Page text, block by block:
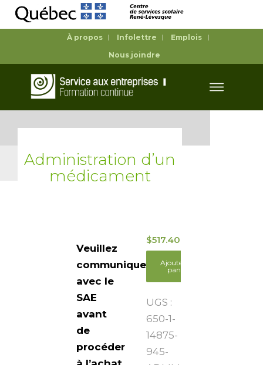
À propos Infolettre
Emplois
Nous joindre
Administration d’un
médicament
Veuillez
communiquer
avec le
SAE
avant
de
procéder
$517.40
Ajouter au
panier
UGS :
650-1-
14875-
945-